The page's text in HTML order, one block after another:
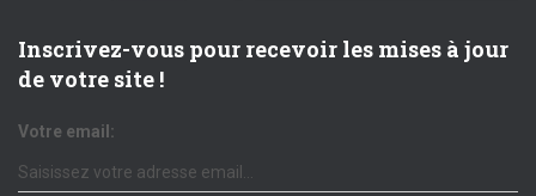
Inscrivez-vous pour recevoir les mises à jour
de votre site !
Votre email: